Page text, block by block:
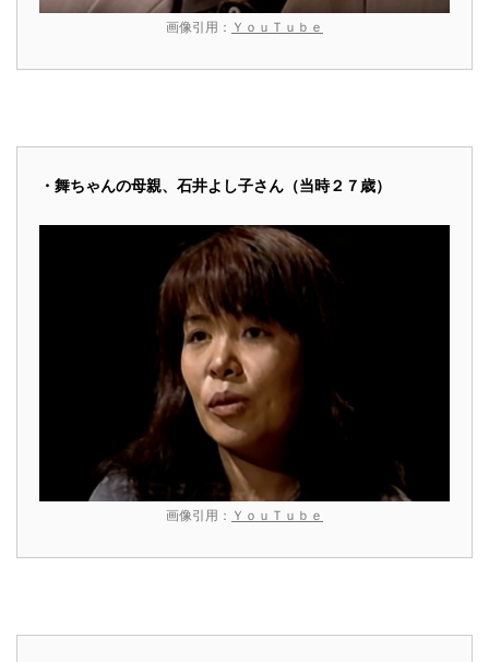
画像引用： ＹｏｕＴｕｂｅ
・舞ちゃんの母親、石井よし子さん（当時２７歳）
画像引用： ＹｏｕＴｕｂｅ